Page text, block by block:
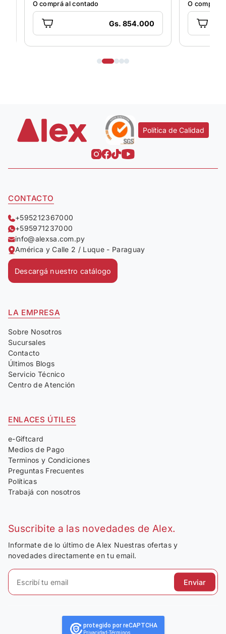
O comprá al contado
Gs. 854.000
O comprá
Política de Calidad
CONTACTO
+595212367000
+595971237000
info@alexsa.com.py
América y Calle 2 / Luque - Paraguay
Descargá nuestro catálogo
LA EMPRESA
Sobre Nosotros
Sucursales
Contacto
Últimos Blogs
Servicio Técnico
Centro de Atención
ENLACES ÚTILES
e-Giftcard
Medios de Pago
Terminos y Condiciones
Preguntas Frecuentes
Políticas
Trabajá con nosotros
Suscribite a las novedades de Alex.
Informate de lo último de Alex Nuestras ofertas y
novedades directamente en tu email.
Enviar
protegido por reCAPTCHA